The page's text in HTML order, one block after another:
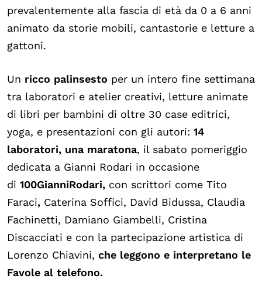
prevalentemente alla fascia di età da 0 a 6 anni
animato da storie mobili, cantastorie e letture a
gattoni.
Un ricco palinsesto per un intero fine settimana
tra laboratori e atelier creativi, letture animate
di libri per bambini di oltre 30 case editrici,
yoga, e presentazioni con gli autori: 14
laboratori, una maratona, il sabato pomeriggio
dedicata a Gianni Rodari in occasione
di 100GianniRodari, con scrittori come Tito
Faraci, Caterina Soffici, David Bidussa, Claudia
Fachinetti, Damiano Giambelli, Cristina
Discacciati e con la partecipazione artistica di
Lorenzo Chiavini, che leggono e interpretano le
Favole al telefono.